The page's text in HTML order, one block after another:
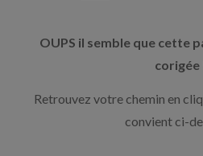
OUPS il semble que cette
corigée
Retrouvez votre chemin en
convient ci-